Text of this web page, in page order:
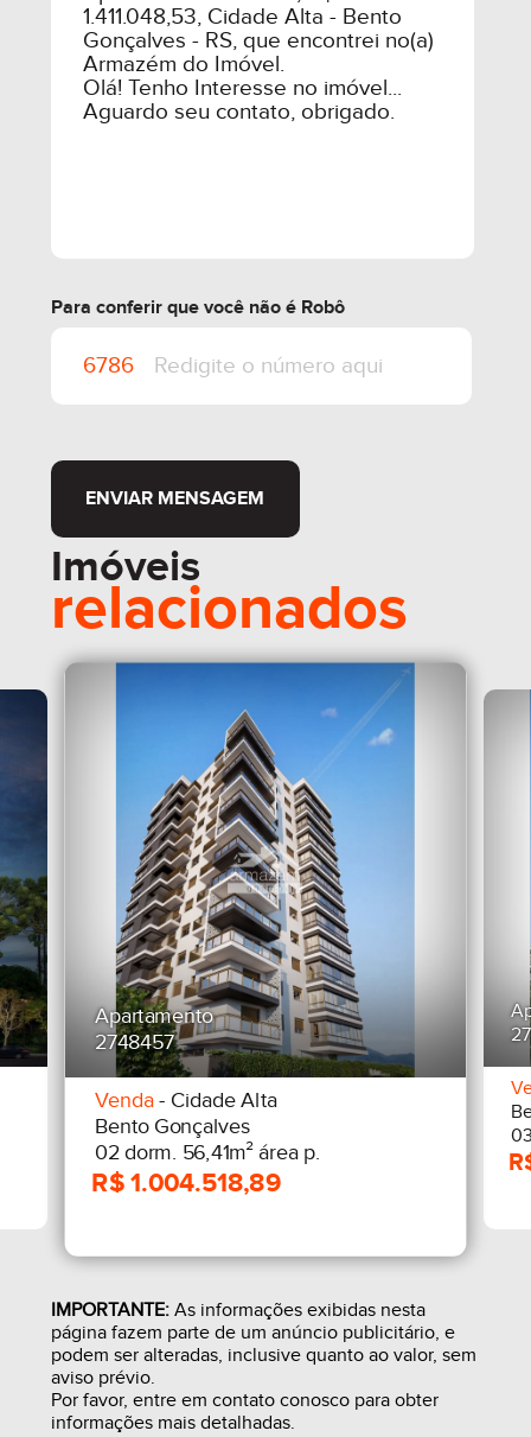
Para conferir que você não é Robô
ENVIAR MENSAGEM
Imóveis
relacionados
Apartamento
2748457
Venda- Cidade Alta
Bento Gonçalves
02 dorm. 56,41m² área p.
IMPORTANTE:As informações exibidas nesta
página fazem parte de um anúncio publicitário, e
podem ser alteradas, inclusive quanto ao valor, sem
aviso prévio.
Por favor, entre em contato conosco para obter
informações mais detalhadas.